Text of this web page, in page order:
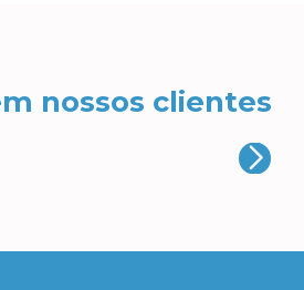
nossos clientes